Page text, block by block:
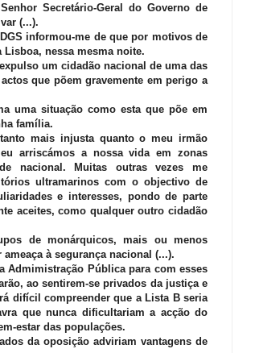
Secretário-Geral do Governo de
(...).
informou-me de que por motivos de
Lisboa, nessa mesma noite.
um cidadão nacional de uma das
que põem gravemente em perigo a
uma situação como esta que põe em
família.
mais injusta quanto o meu irmão
arriscámos a nossa vida em zonas
nacional. Muitas outras vezes me
ultramarinos com o objectivo de
e interesses, pondo de parte
aceites, como qualquer outro cidadão
de monárquicos, mais ou menos
à segurança nacional (...).
Admimistração Pública para com esses
ao sentirem-se privados da justiça e
difícil compreender que a Lista B seria
que nunca dificultariam a acção do
estar das populações.
da oposição adviriam vantagens de